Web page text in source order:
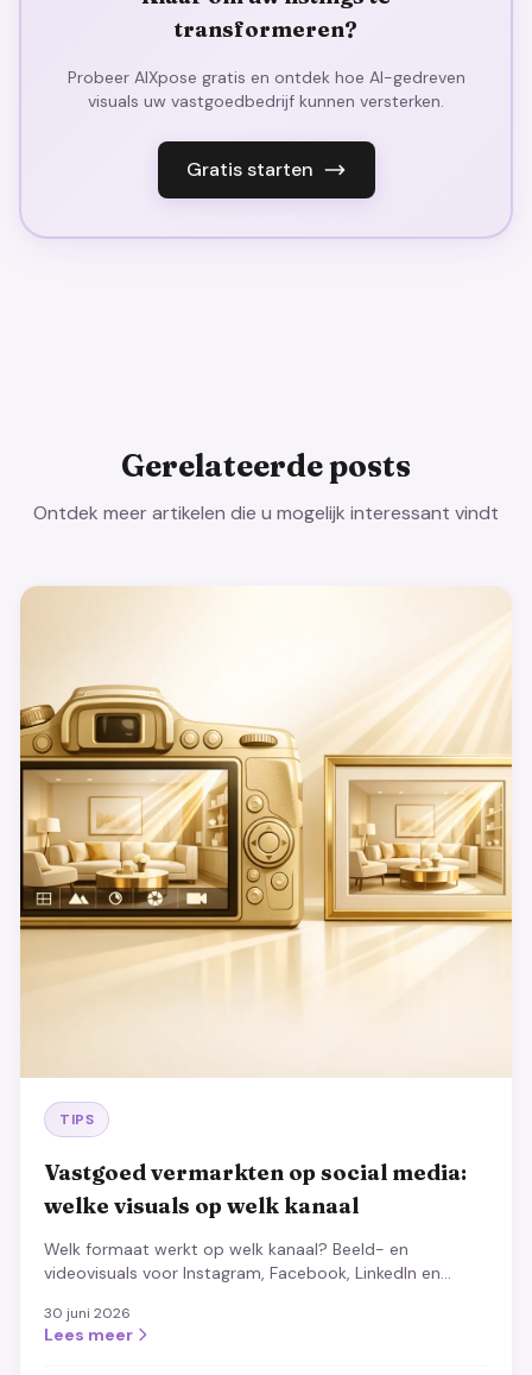
transformeren?
Probeer AIXpose gratis en ontdek hoe AI-gedreven
visuals uw vastgoedbedrijf kunnen versterken.
Gratis starten
Gerelateerde posts
Ontdek meer artikelen die u mogelijk interessant vindt
TIPS
Vastgoed vermarkten op social media:
welke visuals op welk kanaal
Welk formaat werkt op welk kanaal? Beeld- en
videovisuals voor Instagram, Facebook, LinkedIn en
30 juni 2026
Lees meer